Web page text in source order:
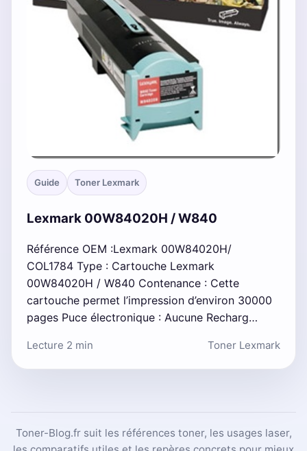
Guide Toner Lexmark
Lexmark 00W84020H / W840
Référence OEM :Lexmark 00W84020H/
COL1784 Type : Cartouche Lexmark
00W84020H / W840 Contenance : Cette
cartouche permet l’impression d’environ 30000
pages Puce électronique : Aucune Recharg…
Lecture 2 min Toner Lexmark
Toner-Blog.fr suit les références toner, les usages laser,